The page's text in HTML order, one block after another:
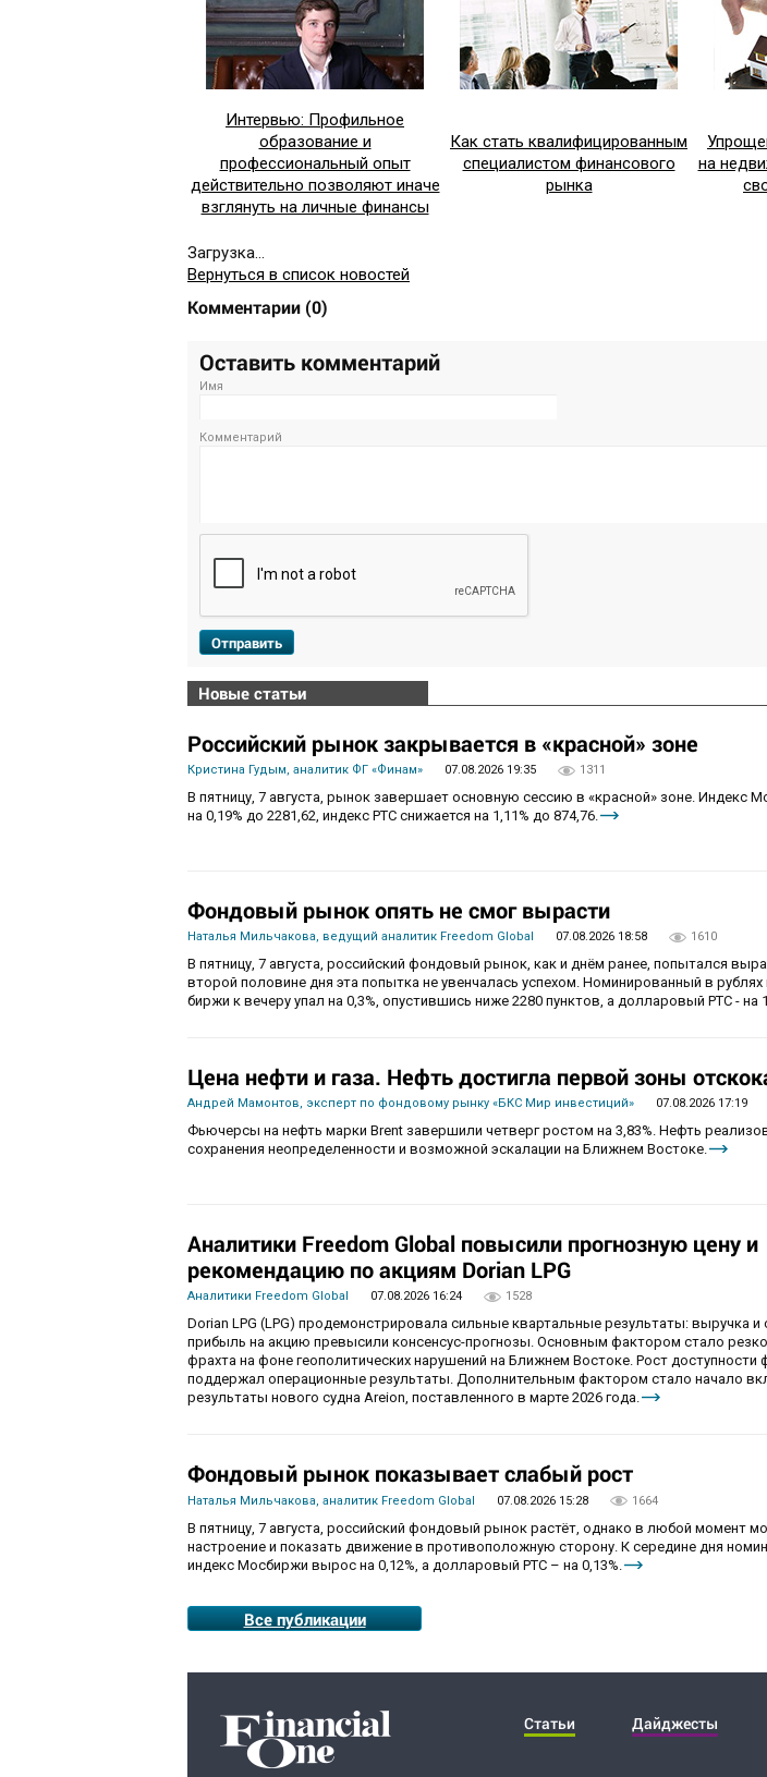
Интервью: Профильное
образование и
профессиональный опыт
действительно позволяют иначе
взглянуть на личные финансы
Как стать квалифицированным
специалистом финансового
рынка
на
Загрузка...
Вернуться в список новостей
Комментарии (0)
Оставить комментарий
Имя
Комментарий
Отправить
Новые статьи
Российский рынок закрывается в «красной» зоне
Кристина Гудым, аналитик ФГ «Финам» 07.08.2026 19:35 1311
В пятницу, 7 августа, рынок завершает основную сессию в «красной» зоне. Индекс
на 0,19% до 2281,62, индекс РТС снижается на 1,11% до 874,76.
Фондовый рынок опять не смог вырасти
Наталья Мильчакова, ведущий аналитик Freedom Global 07.08.2026 18:58 1610
В пятницу, 7 августа, российский фондовый рынок, как и днём ранее, попытался
второй половине дня эта попытка не увенчалась успехом. Номинированный в
биржи к вечеру упал на 0,3%, опустившись ниже 2280 пунктов, а долларовый РТС - на
Цена нефти и газа. Нефть достигла первой зоны
Андрей Мамонтов, эксперт по фондовому рынку «БКС Мир инвестиций» 07.08.2026 17:19
Фьючерсы на нефть марки Brent завершили четверг ростом на 3,83%. Нефть
сохранения неопределенности и возможной эскалации на Ближнем Востоке.
Аналитики Freedom Global повысили прогнозную цену и
рекомендацию по акциям Dorian LPG
Аналитики Freedom Global 07.08.2026 16:24 1528
Dorian LPG (LPG) продемонстрировала сильные квартальные результаты: выручка и
прибыль на акцию превысили консенсус-прогнозы. Основным фактором стало
фрахта на фоне геополитических нарушений на Ближнем Востоке. Рост доступности
поддержал операционные результаты. Дополнительным фактором стало начало
результаты нового судна Areion, поставленного в марте 2026 года.
Фондовый рынок показывает слабый рост
Наталья Мильчакова, аналитик Freedom Global 07.08.2026 15:28 1664
В пятницу, 7 августа, российский фондовый рынок растёт, однако в любой момент
настроение и показать движение в противоположную сторону. К середине дня
индекс Мосбиржи вырос на 0,12%, а долларовый РТС – на 0,13%.
Все публикации
Статьи Дайджесты